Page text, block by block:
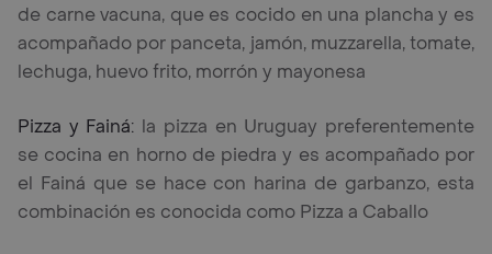
de carne vacuna, que es cocido en una plancha y es
acompañado por panceta, jamón, muzzarella, tomate,
lechuga, huevo frito, morrón y mayonesa
Pizza y Fainá: la pizza en Uruguay preferentemente
se cocina en horno de piedra y es acompañado por
el Fainá que se hace con harina de garbanzo, esta
combinación es conocida como Pizza a Caballo